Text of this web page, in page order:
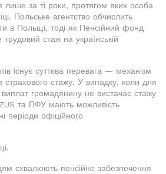
лише за ті роки, протягом яких особа
Польське агентство обчислить
в Польщі, тоді як Пенсійний фонд
стаж на українській
існує суттєва перевага — механізм
страхового стажу. У випадку, коли для
громадянину не вистачає стажу
ZUS та ПФУ мають можливість
періоди офіційного
схвалюють пенсійне забезпечення